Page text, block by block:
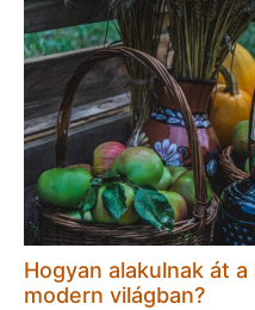
Hogyan alakulnak át
modern világban?